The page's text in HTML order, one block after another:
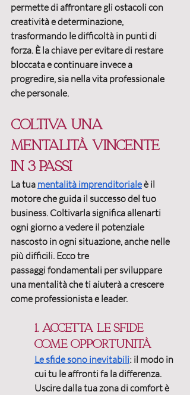
permette di affrontare gli ostacoli con
creatività e determinazione,
trasformando le difficoltà in punti di
forza. È la chiave per evitare di restare
bloccata e continuare invece a
progredire, sia nella vita professionale
che personale.
Coltiva una
mentalità vincente
in 3 passi
La tua mentalità imprenditoriale è il
motore che guida il successo del tuo
business. Coltivarla significa allenarti
ogni giorno a vedere il potenziale
nascosto in ogni situazione, anche nelle
più difficili. Ecco tre
passaggi fondamentali per sviluppare
una mentalità che ti aiuterà a crescere
come professionista e leader.
1. Accetta le sfide
come opportunità
Le sfide sono inevitabili: il modo in
cui tu le affronti fa la differenza.
Uscire dalla tua zona di comfort è